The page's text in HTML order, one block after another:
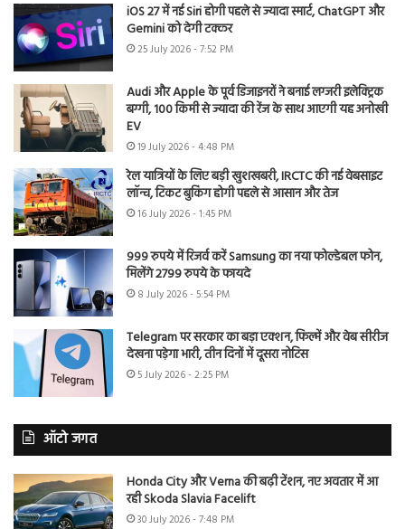
iOS 27 में नई Siri होगी पहले से ज्यादा स्मार्ट, ChatGPT और
Gemini को देगी टक्कर
25 July 2026 - 7:52 PM
Audi और Apple के पूर्व डिजाइनरों ने बनाई लग्जरी इलेक्ट्रिक
बग्गी, 100 किमी से ज्यादा की रेंज के साथ आएगी यह अनोखी
EV
19 July 2026 - 4:48 PM
रेल यात्रियों के लिए बड़ी खुशखबरी, IRCTC की नई वेबसाइट
लॉन्च, टिकट बुकिंग होगी पहले से आसान और तेज
16 July 2026 - 1:45 PM
999 रुपये में रिजर्व करें Samsung का नया फोल्डेबल फोन,
मिलेंगे 2799 रुपये के फायदे
8 July 2026 - 5:54 PM
Telegram पर सरकार का बड़ा एक्शन, फिल्में और वेब सीरीज
देखना पड़ेगा भारी, तीन दिनों में दूसरा नोटिस
5 July 2026 - 2:25 PM
ऑटो जगत
Honda City और Verna की बढ़ी टेंशन, नए अवतार में आ
रही Skoda Slavia Facelift
30 July 2026 - 7:48 PM